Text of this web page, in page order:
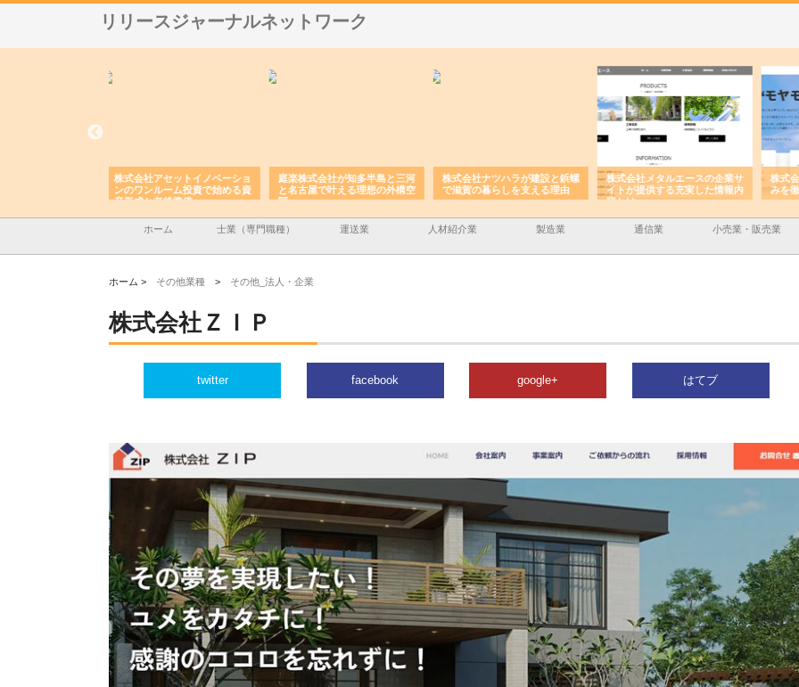
リリースジャーナルネットワーク
庭楽株式会社が知多半島と三河
と名古屋で叶える理想の外構空
間
株式会社ナツハラが建設と鋲螺
で滋賀の暮らしを支える理由
株式会社メタルエースの企業サ
イトが提供する充実した情報内
容とは
株式会社ＣＳＡの事業内容と強
みを徹底解説
株
装
ホーム 士業（専門職種） 運送業 人材紹介業 製造業 通信業 小売業・販売業
ホーム > その他業種 > その他_法人・企業
株式会社ＺＩＰ
twitter facebook google+ はてブ